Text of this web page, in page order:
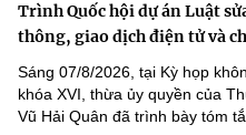
Trình Quốc hội dự án Luật
thông, giao dịch điện tử và
Sáng 07/8/2026, tại Kỳ họp
khóa XVI, thừa ủy quyền của
Vũ Hải Quân đã trình bày tóm